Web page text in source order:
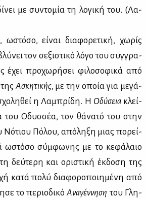
με συ­ντο­μία τη λο­γι­κή του. (Λα­
ωστό­σο, εί­ναι δια­φο­ρε­τι­κή, χω­ρίς
τον σε­ξι­στι­κό λό­γο του συγ­γρα­
έχει προ­χω­ρή­σει φι­λο­σο­φι­κά από
Ασκη­τι­κής, με την οποία για με­γά­
η Λα­μπρί­δη. Η Οδύ­σειακλεί­
του Οδυσ­σέα, τον θά­να­τό του στην
Πό­λου, από­λη­ξη μιας πο­ρεί­
ωστό­σο σύμ­φω­νης με το κε­φά­λαιο
δεύ­τε­ρη και ορι­στι­κή έκ­δο­ση της
κα­τά πο­λύ δια­φο­ρο­ποι­η­μέ­νη από
το πε­ριο­δι­κόΑνα­γέν­νη­ση του Γλη­